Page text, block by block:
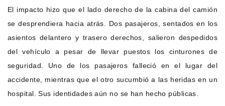
El impacto hizo que el lado derecho de la cabina del camión
se desprendiera hacia atrás. Dos pasajeros, sentados en los
asientos delantero y trasero derechos, salieron despedidos
del vehículo a pesar de llevar puestos los cinturones de
seguridad. Uno de los pasajeros falleció en el lugar del
accidente, mientras que el otro sucumbió a las heridas en un
hospital. Sus identidades aún no se han hecho públicas.